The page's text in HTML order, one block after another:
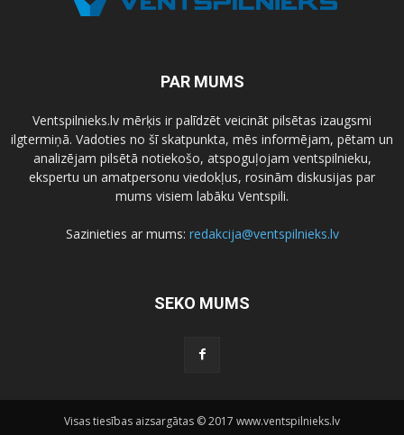
PAR MUMS
Ventspilnieks.lv mērķis ir palīdzēt veicināt pilsētas izaugsmi
ilgtermiņā. Vadoties no šī skatpunkta, mēs informējam, pētam un
analizējam pilsētā notiekošo, atspoguļojam ventspilnieku,
ekspertu un amatpersonu viedokļus, rosinām diskusijas par
mums visiem labāku Ventspili.
Sazinieties ar mums: redakcija@ventspilnieks.lv
SEKO MUMS
Visas tiesības aizsargātas © 2017 www.ventspilnieks.lv